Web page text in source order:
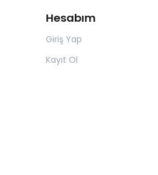
Hesabım
Giriş Yap
Kayıt Ol